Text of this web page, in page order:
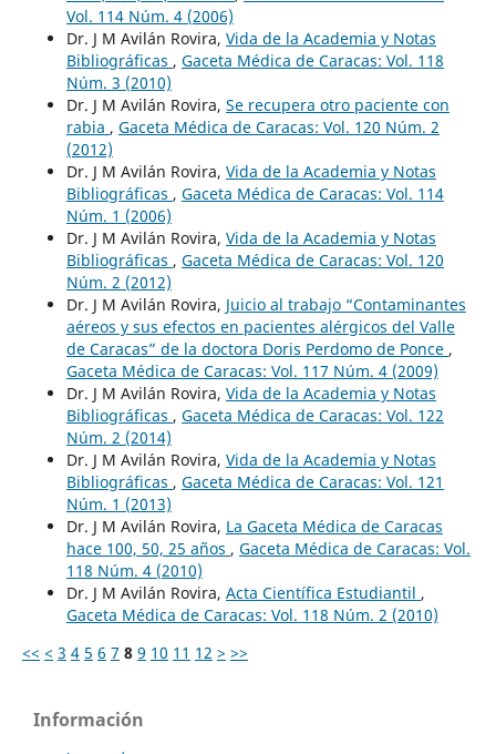
Vol. 114 Núm. 4 (2006)
Dr. J M Avilán Rovira, Vida de la Academia y Notas
Bibliográficas , Gaceta Médica de Caracas: Vol. 118
Núm. 3 (2010)
Dr. J M Avilán Rovira, Se recupera otro paciente con
rabia , Gaceta Médica de Caracas: Vol. 120 Núm. 2
(2012)
Dr. J M Avilán Rovira, Vida de la Academia y Notas
Bibliográficas , Gaceta Médica de Caracas: Vol. 114
Núm. 1 (2006)
Dr. J M Avilán Rovira, Vida de la Academia y Notas
Bibliográficas , Gaceta Médica de Caracas: Vol. 120
Núm. 2 (2012)
Dr. J M Avilán Rovira, Juicio al trabajo “Contaminantes
aéreos y sus efectos en pacientes alérgicos del Valle
de Caracas” de la doctora Doris Perdomo de Ponce ,
Gaceta Médica de Caracas: Vol. 117 Núm. 4 (2009)
Dr. J M Avilán Rovira, Vida de la Academia y Notas
Bibliográficas , Gaceta Médica de Caracas: Vol. 122
Núm. 2 (2014)
Dr. J M Avilán Rovira, Vida de la Academia y Notas
Bibliográficas , Gaceta Médica de Caracas: Vol. 121
Núm. 1 (2013)
Dr. J M Avilán Rovira, La Gaceta Médica de Caracas
hace 100, 50, 25 años , Gaceta Médica de Caracas: Vol.
118 Núm. 4 (2010)
Dr. J M Avilán Rovira, Acta Científica Estudiantil ,
Gaceta Médica de Caracas: Vol. 118 Núm. 2 (2010)
<< < 3 4 5 6 7 8 9 10 11 12 > >>
Información